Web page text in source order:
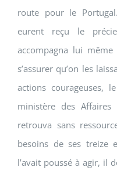
route pour le
eurent reçu le
accompagna lui
s’assurer qu’on les
actions courageuses,
ministère des
retrouva sans
besoins de ses treize
l’avait poussé à agir, il